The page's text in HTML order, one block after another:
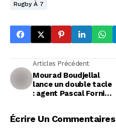
Rugby À 7
Articles Précédent
Mourad Boudjellal
lance un double tacle
: agent Pascal Forni
feu des critiques
Écrire Un Commentaires